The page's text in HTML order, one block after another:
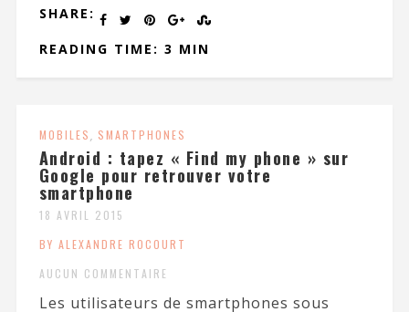
SHARE:
READING TIME: 3 MIN
MOBILES, SMARTPHONES
Android : tapez « Find my phone » sur
Google pour retrouver votre
smartphone
18 AVRIL 2015
BY ALEXANDRE ROCOURT
AUCUN COMMENTAIRE
Les utilisateurs de smartphones sous